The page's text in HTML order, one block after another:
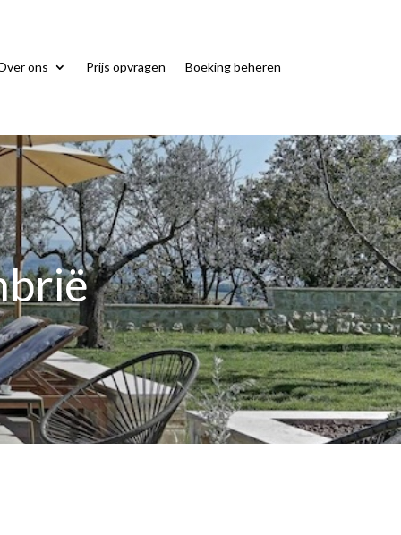
ons Prijs opvragen Boeking beheren